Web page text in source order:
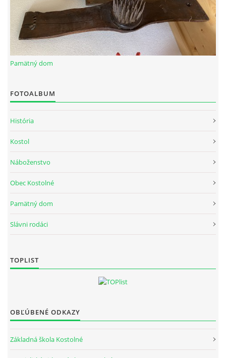
KULTÚRA A SPOLOČENSKÉ DIANIE
ZAUJÍMAVOSTI
ŽIVOTNÉ PROSTREDIE
© 2026 eStránky.sk|Aktualizované 23. 1. 2025
Pamätný dom
FOTOALBUM
História
Kostol
Náboženstvo
Obec Kostolné
Pamätný dom
Slávni rodáci
TOPLIST
OBĽÚBENÉ ODKAZY
Základná škola Kostolné